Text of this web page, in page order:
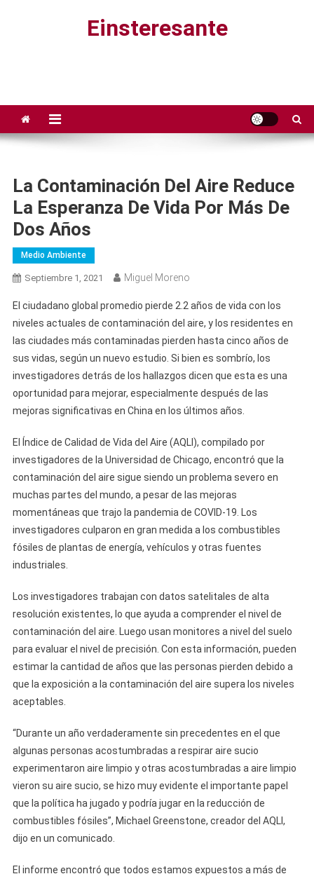
Einsteresante
La Contaminación Del Aire Reduce
La Esperanza De Vida Por Más De
Dos Años
Medio Ambiente
Septiembre 1, 2021 Miguel Moreno
El ciudadano global promedio pierde 2.2 años de vida con los
niveles actuales de contaminación del aire, y los residentes en
las ciudades más contaminadas pierden hasta cinco años de
sus vidas, según un nuevo estudio. Si bien es sombrío, los
investigadores detrás de los hallazgos dicen que esta es una
oportunidad para mejorar, especialmente después de las
mejoras significativas en China en los últimos años.
El Índice de Calidad de Vida del Aire (AQLI), compilado por
investigadores de la Universidad de Chicago, encontró que la
contaminación del aire sigue siendo un problema severo en
muchas partes del mundo, a pesar de las mejoras
momentáneas que trajo la pandemia de COVID-19. Los
investigadores culparon en gran medida a los combustibles
fósiles de plantas de energía, vehículos y otras fuentes
industriales.
Los investigadores trabajan con datos satelitales de alta
resolución existentes, lo que ayuda a comprender el nivel de
contaminación del aire. Luego usan monitores a nivel del suelo
para evaluar el nivel de precisión. Con esta información, pueden
estimar la cantidad de años que las personas pierden debido a
que la exposición a la contaminación del aire supera los niveles
aceptables.
“Durante un año verdaderamente sin precedentes en el que
algunas personas acostumbradas a respirar aire sucio
experimentaron aire limpio y otras acostumbradas a aire limpio
vieron su aire sucio, se hizo muy evidente el importante papel
que la política ha jugado y podría jugar en la reducción de
combustibles fósiles”, Michael Greenstone, creador del AQLI,
dijo en un comunicado.
El informe encontró que todos estamos expuestos a más de